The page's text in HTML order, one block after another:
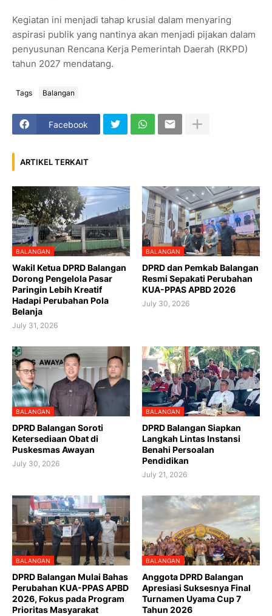
Kegiatan ini menjadi tahap krusial dalam menyaring
aspirasi publik yang nantinya akan menjadi pijakan dalam
penyusunan Rencana Kerja Pemerintah Daerah (RKPD)
tahun 2027 mendatang.
Tags Balangan
Facebook
ARTIKEL TERKAIT
BALANGAN
Wakil Ketua DPRD Balangan
Dorong Pengelola Pasar
Paringin Lebih Kreatif
Hadapi Perubahan Pola
Belanja
July 31, 2026
BALANGAN
DPRD dan Pemkab Balangan
Resmi Sepakati Perubahan
KUA-PPAS APBD 2026
July 30, 2026
BALANGAN
DPRD Balangan Soroti
Ketersediaan Obat di
Puskesmas Awayan
July 30, 2026
BALANGAN
DPRD Balangan Siapkan
Langkah Lintas Instansi
Benahi Persoalan
Pendidikan
July 21, 2026
BALANGAN
DPRD Balangan Mulai Bahas
Perubahan KUA-PPAS APBD
2026, Fokus pada Program
Prioritas Masyarakat
BALANGAN
Anggota DPRD Balangan
Apresiasi Suksesnya Final
Turnamen Uyama Cup 7
Tahun 2026